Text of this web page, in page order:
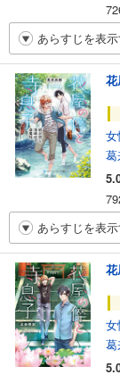
あらすじを表
あらすじを表